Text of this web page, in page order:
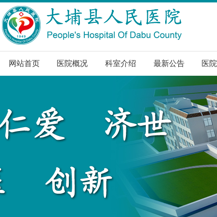
网站首页 医院概况 科室介绍 最新公告 医